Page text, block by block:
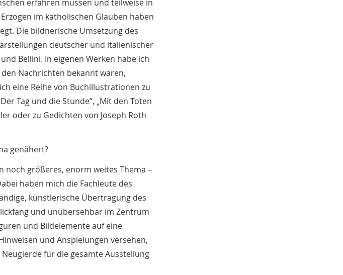
erfahren müssen und teilweise in
im katholischen Glauben haben
Die bildnerische Umsetzung des
deutscher und italienischer
Bellini. In eigenen Werken habe ich
Nachrichten bekannt waren,
eine Reihe von Buchillustrationen zu
Tag und die Stunde“, „Mit den Toten
oder zu Gedichten von Joseph Roth
genähert?
noch größeres, enorm weites Thema –
haben mich die Fachleute des
künstlerische Übertragung des
und unübersehbar im Zentrum
und Bildelemente auf eine
und Anspielungen versehen,
für die gesamte Ausstellung